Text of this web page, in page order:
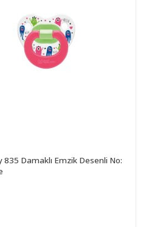
835 Damaklı Emzik Desenli No: